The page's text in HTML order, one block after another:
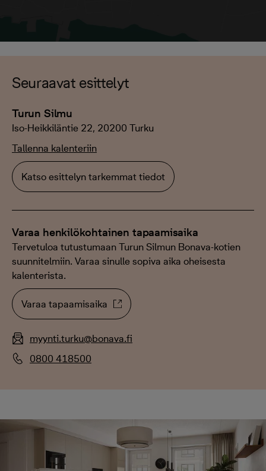
Seuraavat esittelyt
Turun Silmu
Iso-Heikkiläntie 22, 20200 Turku
Tallenna kalenteriin
Katso esittelyn tarkemmat tiedot
Varaa henkilökohtainen tapaamisaika
Tervetuloa tutustumaan Turun Silmun Bonava-kotien
suunnitelmiin. Varaa sinulle sopiva aika oheisesta
kalenterista.
Varaa tapaamisaika
myynti.turku@bonava.fi
0800 418500